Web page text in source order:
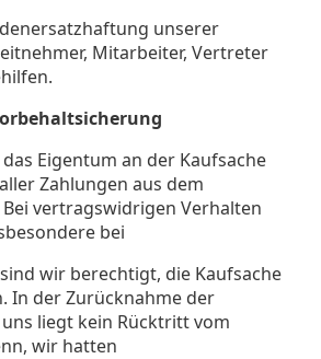
unserer
Mitarbeiter, Vertreter
Eigentum an der Kaufsache
Zahlungen aus dem
vertragswidrigen Verhalten
bei
wir berechtigt, die Kaufsache
In der Zurücknahme der
liegt kein Rücktritt vom
wir hatten